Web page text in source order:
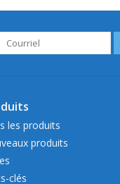
les produits
produits
clés